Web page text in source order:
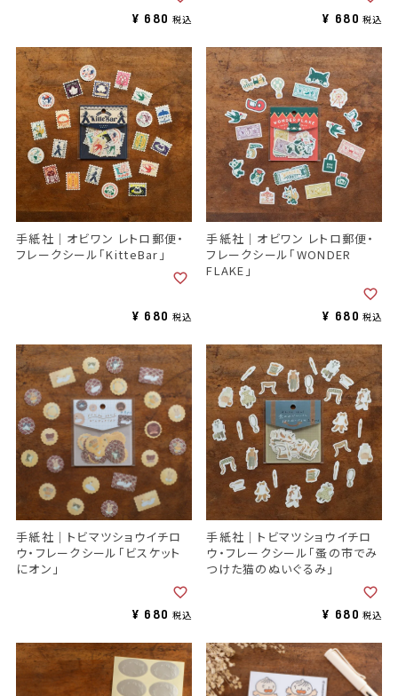
¥ 680 税込 ¥ 680 税込
手紙社｜オビワン レトロ郵便・
フレークシール「KitteBar」
¥ 680 税込
手紙社｜オビワン レトロ郵便・
フレークシール「WONDER
FLAKE」
¥ 680 税込
手紙社｜トビマツショウイチロ
ウ・フレークシール「ビスケット
にオン」
¥ 680 税込
手紙社｜トビマツショウイチロ
ウ・フレークシール「蚤の市でみ
つけた猫のぬいぐるみ」
¥ 680 税込